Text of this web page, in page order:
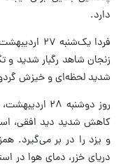
دارد.
فردا
زنجان شاهد رگبار شدید و
شدید لحظه‌ای و خیزش
روز دوشنبه
کاهش شدید دید افقی،
و یزد را در بر می‌گیرد.